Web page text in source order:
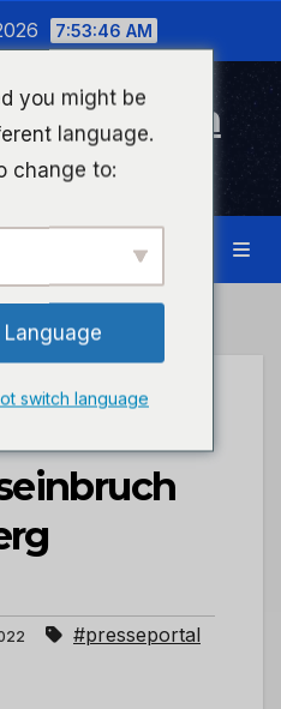
7:53:46 AM
Kreuznach
Bad Kreuznach
#presseportal
you might be
language.
change to:
switch language